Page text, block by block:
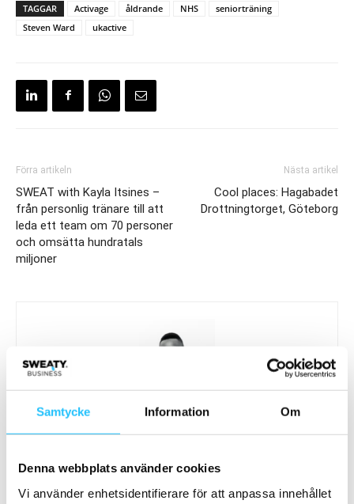
Samtycke Information Om
Denna webbplats använder cookies
Vi använder enhetsidentifierare för att anpassa innehållet
TAGGAR Activage åldrande NHS
seniorträning
Steven Ward
ukactive
Förra artikeln
SWEAT with Kayla Itsines –
från personlig tränare till att
leda ett team om 70 personer
och omsätta hundratals
miljoner
Nästa artikel
Cool places: Hagabadet
Drottningtorget, Göteborg
Brian van den Brink